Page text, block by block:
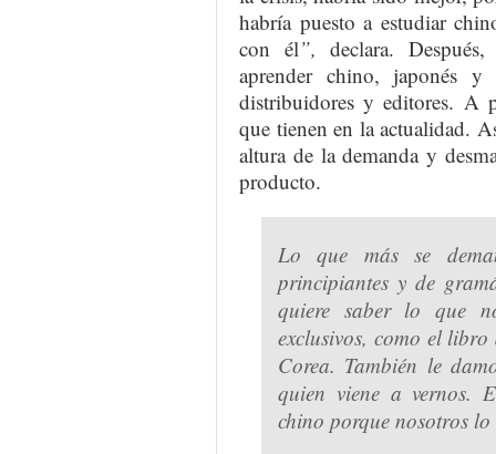
habría puesto a estudiar
con él”, declara.
aprender chino, japonés
distribuidores y editores. A
que tienen en la actualidad.
altura de la demanda y
producto.
Lo que más se
principiantes y de
quiere saber lo que
exclusivos, como el libro
Corea. También le
quien viene a vernos.
chino porque nosotros lo